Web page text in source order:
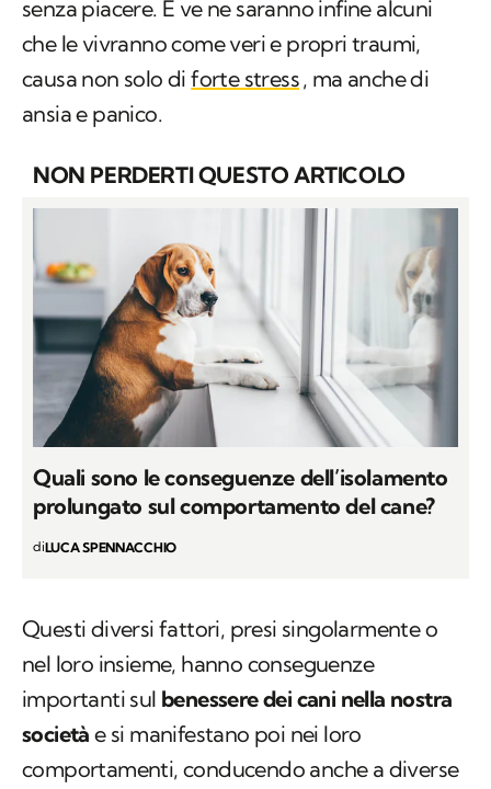
senza piacere. E ve ne saranno infine alcuni
che le vivranno come veri e propri traumi,
causa non solo diforte stress, ma anche di
ansia e panico.
NON PERDERTI QUESTO ARTICOLO
Quali sono le conseguenze dell’isolamento
prolungato sul comportamento del cane?
diLUCA SPENNACCHIO
Questi diversi fattori, presi singolarmente o
nel loro insieme, hanno conseguenze
importanti sul benessere dei cani nella nostra
società e si manifestano poi nei loro
comportamenti, conducendo anche a diverse